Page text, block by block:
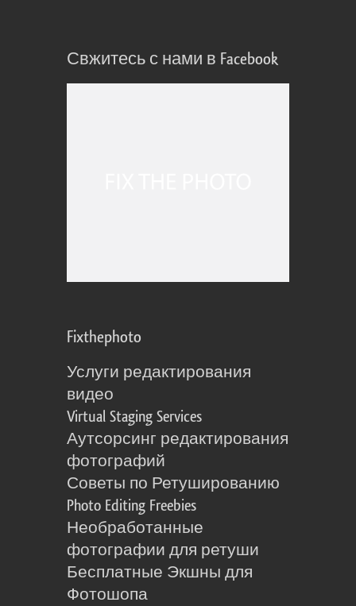
Свжитесь с нами в Facebook
Fixthephoto
Услуги редактирования
видео
Virtual Staging Services
Аутсорсинг редактирования
фотографий
Советы по Ретушированию
Photo Editing Freebies
Необработанные
фотографии для ретуши
Бесплатные Экшны для
Фотошопа